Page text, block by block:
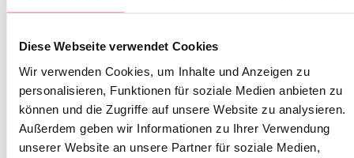
Diese Webseite verwendet Cookies
Wir verwenden Cookies, um Inhalte und Anzeigen zu
personalisieren, Funktionen für soziale Medien anbieten zu
können und die Zugriffe auf unsere Website zu analysieren.
Außerdem geben wir Informationen zu Ihrer Verwendung
unserer Website an unsere Partner für soziale Medien,
(0039)3939864624
info@fondazionecomelico.it
https://www.facebook.com/FondazioneCST